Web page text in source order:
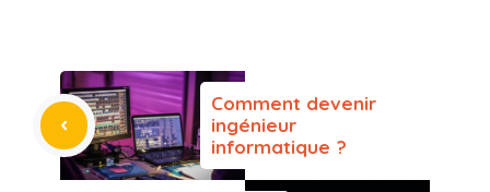
Comment devenir
ingénieur
informatique ?